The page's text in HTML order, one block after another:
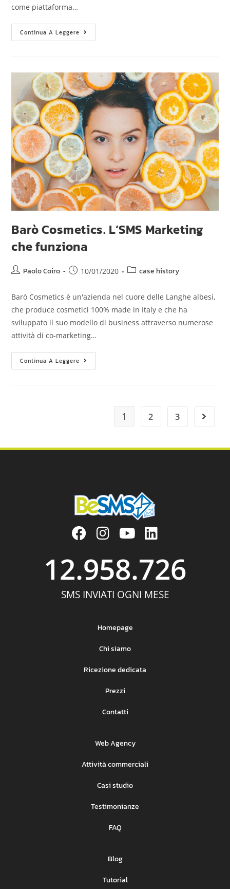
come piattaforma…
Continua A Leggere
Barò Cosmetics. L’SMS Marketing
che funziona
Paolo Coiro 10/01/2020 case history
Barò Cosmetics è un'azienda nel cuore delle Langhe albesi,
che produce cosmetici 100% made in Italy e che ha
sviluppato il suo modello di business attraverso numerose
attività di co-marketing…
Continua A Leggere
1 2 3
SMS INVIATI OGNI MESE
12.958.726
Homepage
Chi siamo
Ricezione dedicata
Prezzi
Contatti
Web Agency
Attività commerciali
Casi studio
Testimonianze
FAQ
Blog
Tutorial